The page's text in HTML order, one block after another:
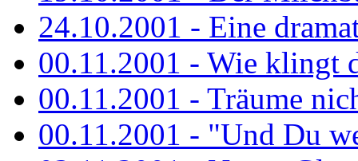
24.10.2001 - Eine
00.11.2001 - Wie klingt
00.11.2001 - Träume
00.11.2001 - "Und Du